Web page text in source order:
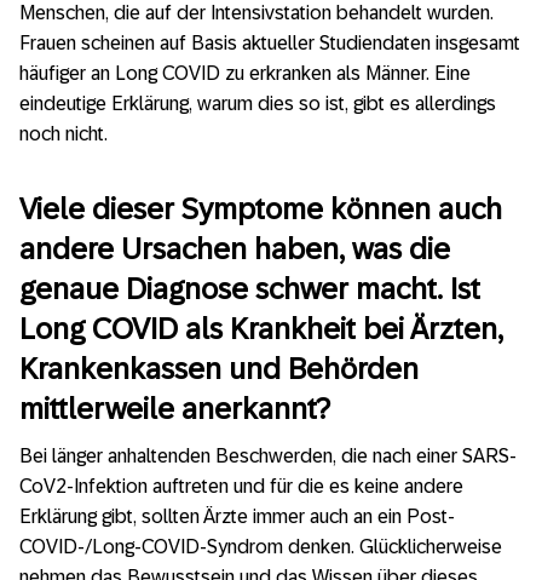
Menschen, die auf der Intensivstation behandelt wurden.
Frauen scheinen auf Basis aktueller Studiendaten insgesamt
häufiger an Long COVID zu erkranken als Männer. Eine
eindeutige Erklärung, warum dies so ist, gibt es allerdings
noch nicht.
Viele dieser Symptome können auch
andere Ursachen haben, was die
genaue Diagnose schwer macht. Ist
Long COVID als Krankheit bei Ärzten,
Krankenkassen und Behörden
mittlerweile anerkannt?
Bei länger anhaltenden Beschwerden, die nach einer SARS-
CoV2-Infektion auftreten und für die es keine andere
Erklärung gibt, sollten Ärzte immer auch an ein Post-
COVID-/Long-COVID-Syndrom denken. Glücklicherweise